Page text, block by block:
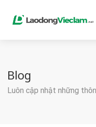
Blog
Luôn cập nhật những